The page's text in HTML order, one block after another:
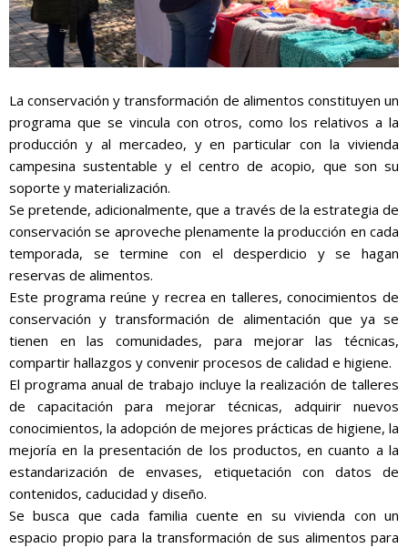
La conservación y transformación de alimentos constituyen un
programa que se vincula con otros, como los relativos a la
producción y al mercadeo, y en particular con la vivienda
campesina sustentable y el centro de acopio, que son su
soporte y materialización.
Se pretende, adicionalmente, que a través de la estrategia de
conservación se aproveche plenamente la producción en cada
temporada, se termine con el desperdicio y se hagan
reservas de alimentos.
Este programa reúne y recrea en talleres, conocimientos de
conservación y transformación de alimentación que ya se
tienen en las comunidades, para mejorar las técnicas,
compartir hallazgos y convenir procesos de calidad e higiene.
El programa anual de trabajo incluye la realización de talleres
de capacitación para mejorar técnicas, adquirir nuevos
conocimientos, la adopción de mejores prácticas de higiene, la
mejoría en la presentación de los productos, en cuanto a la
estandarización de envases, etiquetación con datos de
contenidos, caducidad y diseño.
Se busca que cada familia cuente en su vivienda con un
espacio propio para la transformación de sus alimentos para